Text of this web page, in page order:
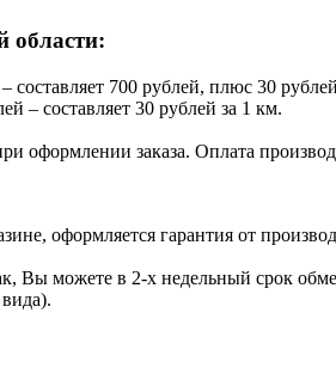
области:
составляет 700 рублей, плюс 30
– составляет 30 рублей за 1 км.
оформлении заказа. Оплата
оформляется гарантия от
Вы можете в 2-х недельный срок